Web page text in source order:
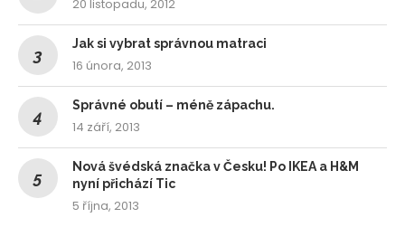
20 listopadu, 2012
Jak si vybrat správnou matraci
16 února, 2013
Správné obutí – méně zápachu.
14 září, 2013
Nová švédská značka v Česku! Po IKEA a H&M
nyní přichází Tic
5 října, 2013